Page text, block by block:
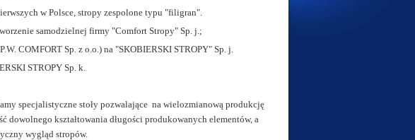
w Polsce, stropy zespolone typu "filigran".
samodzielnej firmy "Comfort Stropy" Sp. j.;
COMFORT Sp. z o.o.) na "SKOBIERSKI STROPY" Sp. j.
STROPY Sp. k.
specjalistyczne stoły pozwalające na wielozmianową produkcję
kształtowania długości produkowanych elementów, a
wygląd stropów.